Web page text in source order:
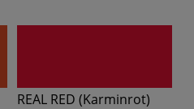
REAL RED (Karminrot)